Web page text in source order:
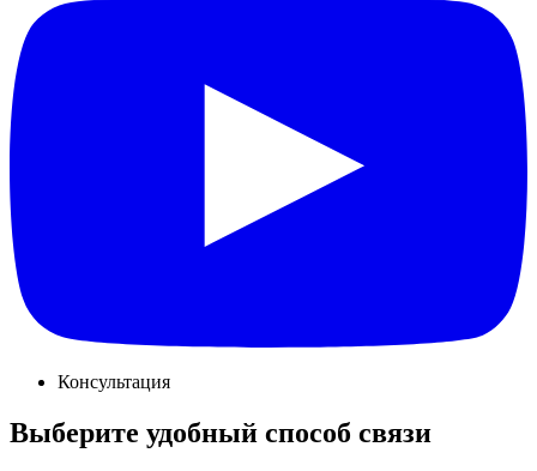
Консультация
Выберите удобный способ связи